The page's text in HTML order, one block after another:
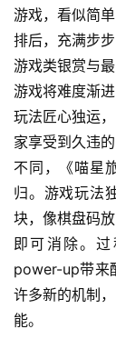
机
游
戏
休
闲
游
戏
2
0
2
5
第
十
游戏，看似简
排后，充满步
游戏类银赏与
游戏将难度渐
玩法匠心独运
家享受到久违
不同，《喵星
归。游戏玩法
块，像棋盘码
即可消除。
power-up带来
许多新的机制
能。